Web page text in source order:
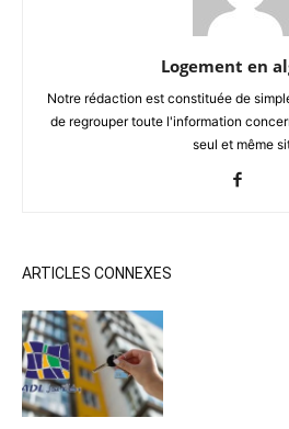
Logement en
Notre rédaction est constituée de
de regrouper toute l'information
seul et même
ARTICLES CONNEXES